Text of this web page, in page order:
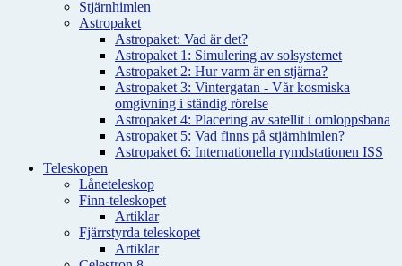
Stjärnhimlen
Astropaket
Astropaket: Vad är det?
Astropaket 1: Simulering av solsystemet
Astropaket 2: Hur varm är en stjärna?
Astropaket 3: Vintergatan - Vår kosmiska
omgivning i ständig rörelse
Astropaket 4: Placering av satellit i omloppsbana
Astropaket 5: Vad finns på stjärnhimlen?
Astropaket 6: Internationella rymdstationen ISS
Teleskopen
Låneteleskop
Finn-teleskopet
Artiklar
Fjärrstyrda teleskopet
Artiklar